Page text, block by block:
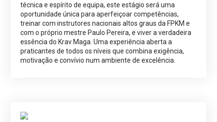
técnica e espírito de equipa, este estágio será uma
oportunidade única para aperfeiçoar competências,
treinar com instrutores nacionais altos graus da FPKM e
com o próprio mestre Paulo Pereira, e viver a verdadeira
essência do Krav Maga. Uma experiência aberta a
praticantes de todos os níveis que combina exigência,
motivação e convívio num ambiente de excelência.